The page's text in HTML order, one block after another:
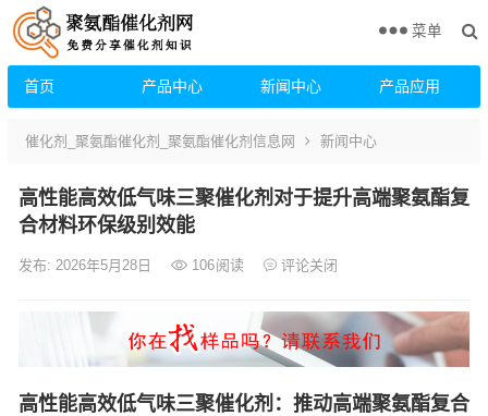
首页 产品中心 新闻中心 产品应用
菜单
催化剂_聚氨酯催化剂_聚氨酯催化剂信息网 新闻中心
高性能高效低气味三聚催化剂对于提升高端聚氨酯复
合材料环保级别效能
发布: 2026年5月28日 106阅读 评论关闭
高性能高效低气味三聚催化剂：推动高端聚氨酯复合